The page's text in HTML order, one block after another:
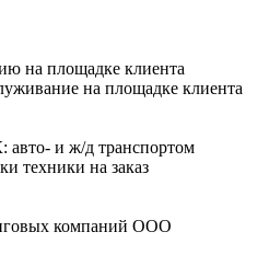
на площадке клиента
на площадке клиента
авто- и ж/д транспортом
техники на заказ
компаний ООО